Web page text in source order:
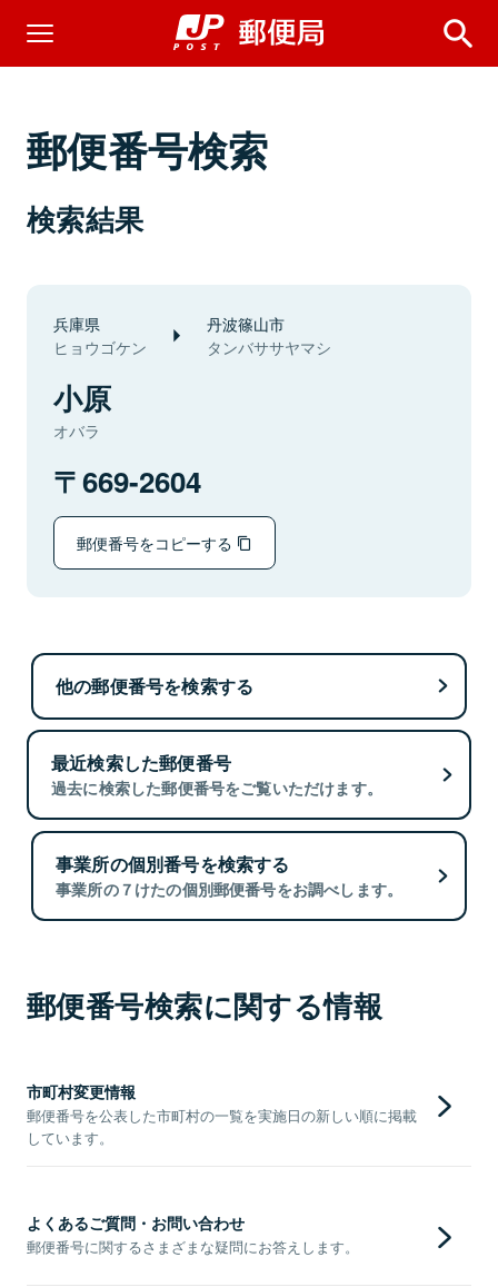
郵便番号検索
検索結果
兵庫県
ヒョウゴケン
丹波篠山市
タンバササヤマシ
小原
オバラ
669-2604
郵便番号をコピーする
他の郵便番号を検索する
最近検索した郵便番号
過去に検索した郵便番号をご覧いただけます。
事業所の個別番号を検索する
事業所の７けたの個別郵便番号をお調べします。
郵便番号検索に関する情報
市町村変更情報
郵便番号を公表した市町村の一覧を実施日の新しい順に掲載
しています。
よくあるご質問・お問い合わせ
郵便番号に関するさまざまな疑問にお答えします。